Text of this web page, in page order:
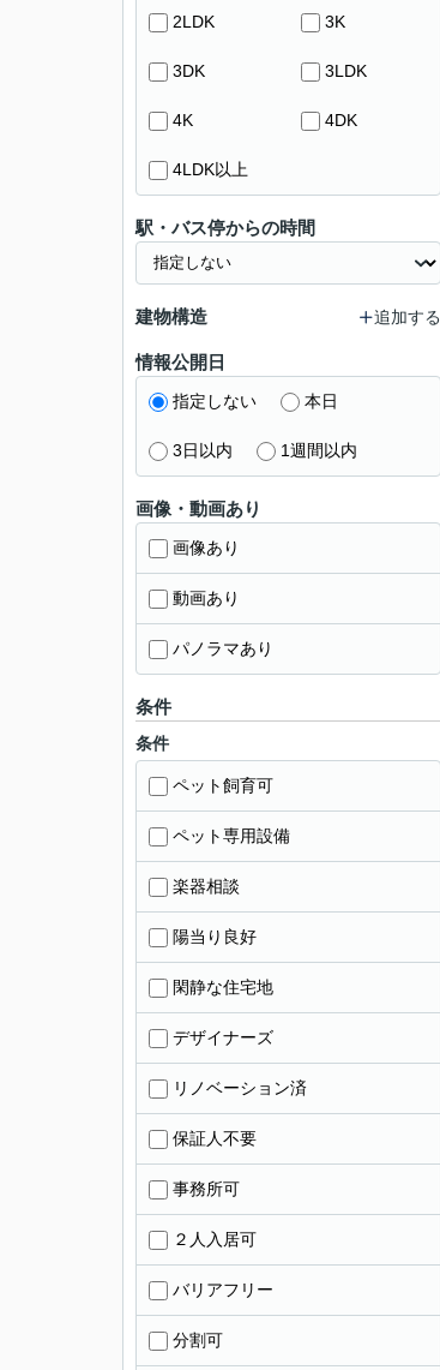
2LDK 3K
3DK 3LDK
4K 4DK
4LDK以上
駅・バス停からの時間
建物構造 追加する
情報公開日
指定しない 本日
3日以内 1週間以内
画像・動画あり
画像あり
動画あり
パノラマあり
条件
条件
ペット飼育可
ペット専用設備
楽器相談
陽当り良好
閑静な住宅地
デザイナーズ
リノベーション済
保証人不要
事務所可
２人入居可
バリアフリー
分割可